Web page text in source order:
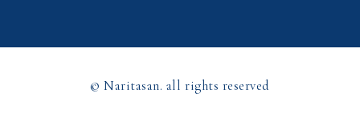
© Naritasan. all rights reserved